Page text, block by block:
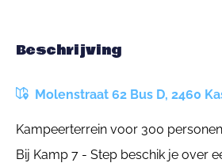
Beschrijving
Molenstraat 62 Bus D, 2460
Kampeerterrein voor 300 personen
Bij Kamp 7 - Step beschik je over